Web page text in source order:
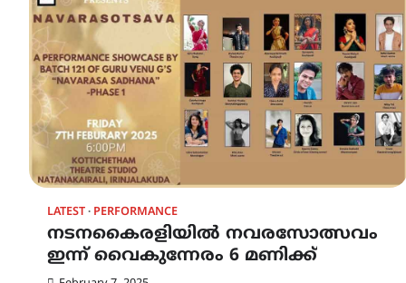
LATEST PERFORMANCE
നടനകൈരളിയിൽ നവരസോത്സവം
ഇന്ന് വൈകുന്നേരം 6 മണിക്ക്